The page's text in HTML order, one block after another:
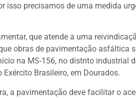
isso precisamos de uma medida
que atende a uma
obras de pavimentação asfáltica
na MS-156, no distrito industrial
Brasileiro, em Dourados.
a pavimentação deve facilitar o